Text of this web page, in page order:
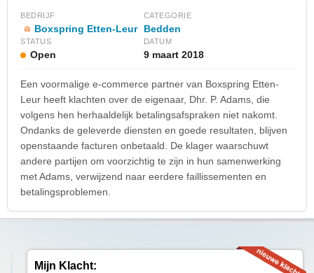
BEDRIJF
Boxspring Etten-Leur
CATEGORIE
Bedden
STATUS
Open
DATUM
9 maart 2018
Een voormalige e-commerce partner van Boxspring Etten-
Leur heeft klachten over de eigenaar, Dhr. P. Adams, die
volgens hen herhaaldelijk betalingsafspraken niet nakomt.
Ondanks de geleverde diensten en goede resultaten, blijven
openstaande facturen onbetaald. De klager waarschuwt
andere partijen om voorzichtig te zijn in hun samenwerking
met Adams, verwijzend naar eerdere faillissementen en
betalingsproblemen.
Mijn Klacht: